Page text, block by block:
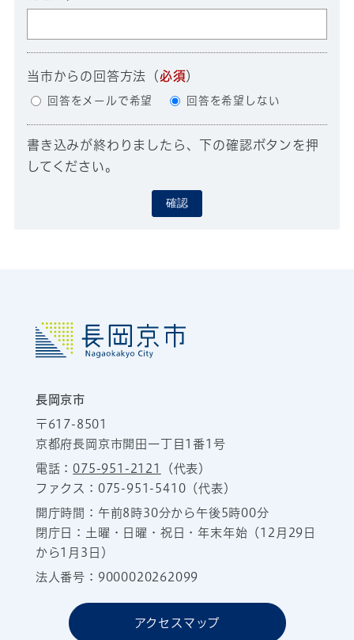
当市からの回答方法 （必須）
回答をメールで希望 回答を希望しない
書き込みが終わりましたら、下の確認ボタンを押
してください。
確認
長岡京市
〒617-8501
京都府長岡京市開田一丁目1番1号
電話：075-951-2121
（代表）
ファクス：075-951-5410（代表）
開庁時間：午前8時30分から午後5時00分
閉庁日：土曜・日曜・祝日・年末年始（12月29日
から1月3日）
法人番号：9000020262099
アクセスマップ